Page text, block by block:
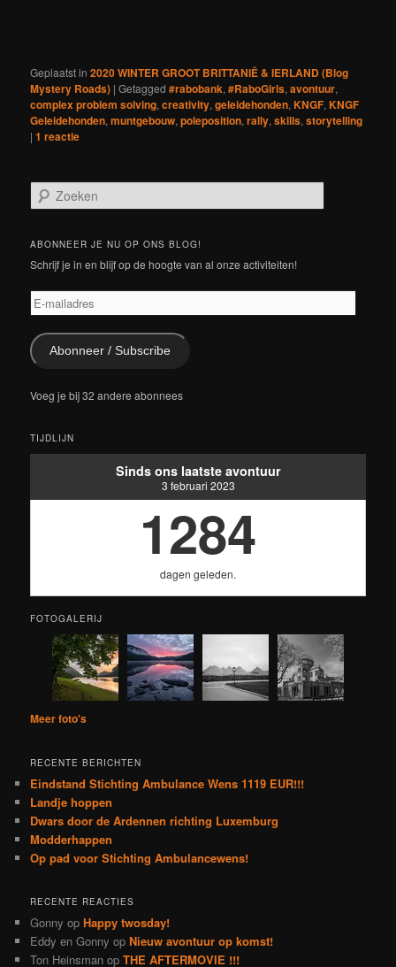
Geplaatst in 2020 WINTER GROOT BRITTANIË & IERLAND (Blog
Mystery Roads) |Getagged #rabobank,#RaboGirls,avontuur,
complex problem solving,creativity,geleidehonden,KNGF,KNGF
Geleidehonden,muntgebouw,poleposition,rally,skills,storytelling
|1 reactie
o
k
n
ABONNEER JE NU OP ONS BLOG!
Schrijf je in en blijf op de hoogte van al onze activiteiten!
E-
mailadres
Abonneer / Subscribe
Voeg je bij 32 andere abonnees
TIJDLIJN
Sinds ons laatste avontuur
3 februari 2023
1284
dagen geleden.
FOTOGALERIJ
Meer foto's
RECENTE BERICHTEN
Eindstand Stichting Ambulance Wens 1119 EUR!!!
Landje hoppen
Dwars door de Ardennen richting Luxemburg
Modderhappen
Op pad voor Stichting Ambulancewens!
RECENTE REACTIES
Gonny opHappy twosday!
Eddy en Gonny opNieuw avontuur op komst!
Ton Heinsman opTHE AFTERMOVIE !!!